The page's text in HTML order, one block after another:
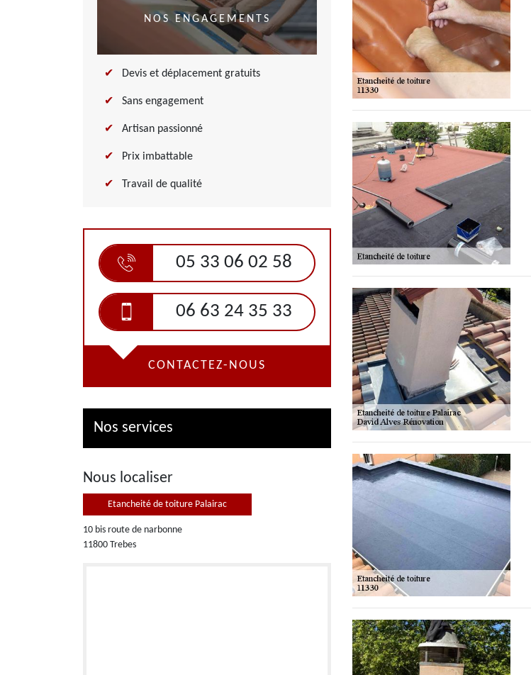
NOS ENGAGEMENTS
Devis et déplacement gratuits
Sans engagement
Artisan passionné
Prix imbattable
Travail de qualité
05 33 06 02 58
06 63 24 35 33
CONTACTEZ-NOUS
Nos services
Nous localiser
Etancheité de toiture Palairac
10 bis route de narbonne
11800 Trebes